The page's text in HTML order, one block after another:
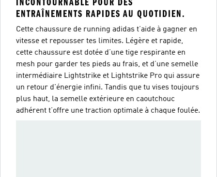
ENTRAÎNEMENTS RAPIDES AU QUOTIDIEN.
Cette chaussure de running adidas t’aide à gagner en
vitesse et repousser tes limites. Légère et rapide,
cette chaussure est dotée d’une tige respirante en
mesh pour garder tes pieds au frais, et d’une semelle
intermédiaire Lightstrike et Lightstrike Pro qui assure
un retour d'énergie infini. Tandis que tu vises toujours
plus haut, la semelle extérieure en caoutchouc
adhérent t’offre une traction optimale à chaque foulée.